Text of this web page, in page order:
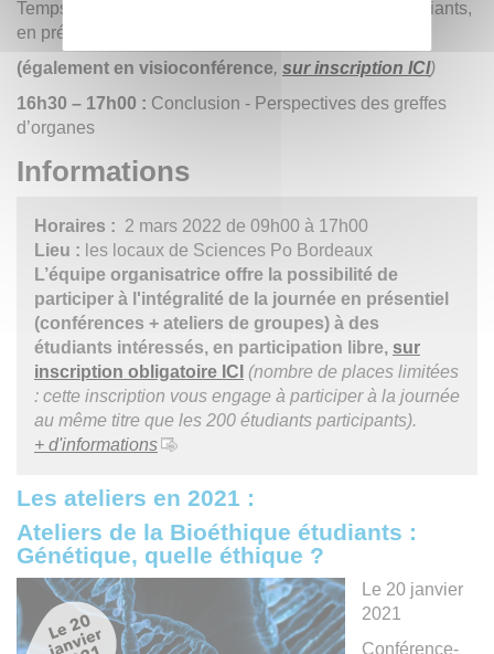
Temps de partage des travaux issus des ateliers étudiants,
en présence d’experts, et un débat avec le public.
(également en visioconférence, sur inscription ICI)
16h30 – 17h00 : Conclusion - Perspectives des greffes
d’organes
Informations
Horaires : 2 mars 2022 de 09h00 à 17h00
Lieu : les locaux de Sciences Po Bordeaux
L’équipe organisatrice offre la possibilité de
participer à l'intégralité de la journée en présentiel
(conférences + ateliers de groupes) à des
étudiants intéressés, en participation libre, sur
inscription obligatoire ICI (nombre de places limitées
: cette inscription vous engage à participer à la journée
au même titre que les 200 étudiants participants).
+ d'informations
Les ateliers en 2021 :
Ateliers de la Bioéthique étudiants :
Génétique, quelle éthique ?
Le 20 janvier
2021
Conférence-